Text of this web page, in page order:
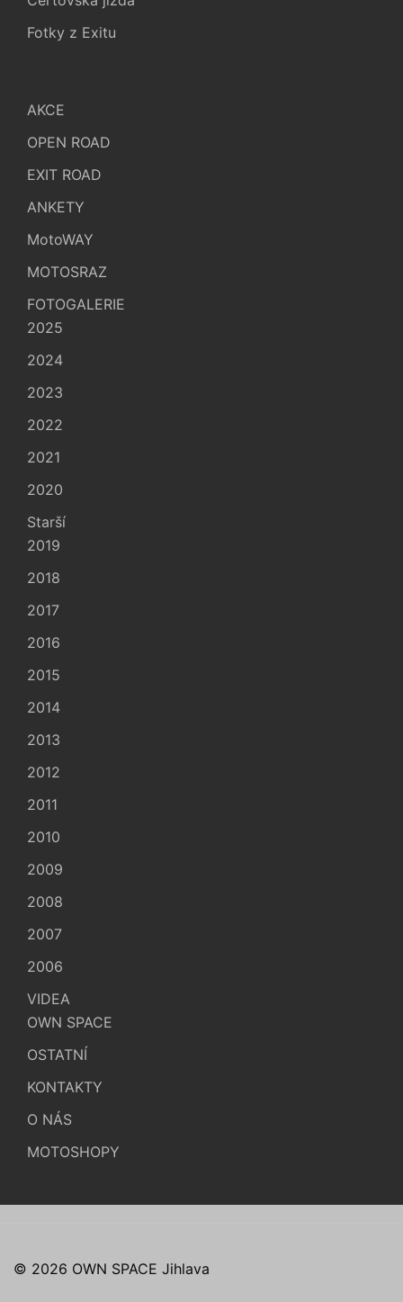
Fotky z Exitu
AKCE
OPEN ROAD
EXIT ROAD
ANKETY
MotoWAY
MOTOSRAZ
FOTOGALERIE
2025
2024
2023
2022
2021
2020
Starší
2019
2018
2017
2016
2015
2014
2013
2012
2011
2010
2009
2008
2007
2006
VIDEA
OWN SPACE
OSTATNÍ
KONTAKTY
O NÁS
MOTOSHOPY
© 2026 OWN SPACE Jihlava